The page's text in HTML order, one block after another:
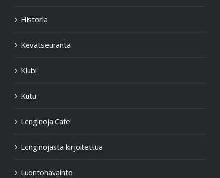
Historia
Kevätseuranta
Klubi
Kutu
Longinoja Cafe
Longinojasta kirjoitettua
Luontohavainto